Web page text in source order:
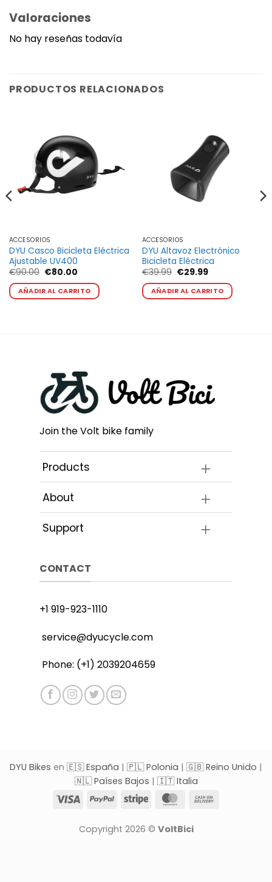
Valoraciones
No hay reseñas todavía
PRODUCTOS RELACIONADOS
ACCESORIOS
DYU Casco Bicicleta Eléctrica
Ajustable UV400
€90.00 El
original
era:
€80.00El
actual
es:
AÑADIR AL CARRITO
producto
pueden
elegir
página
ACCESORIOS
DYU Altavoz Electrónico
Bicicleta Eléctrica
€39.99 El
original
era:
€29.99El
actual
es:
AÑADIR AL CARRITO
Join the Volt bike family
Products
About
Support
CONTACT
+1 919-923-1110
service@dyucycle.com
Phone: (+1) 2039204659
DYU Bikes en 🇪🇸 España | 🇵🇱 Polonia | 🇬🇧 Reino Unido |
🇳🇱 Países Bajos | 🇮🇹 Italia
Visa
PayPal Stripe MasterCard
Copyright 2026 © VoltBici